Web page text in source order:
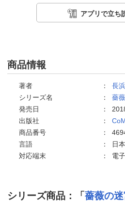
アプリで立ち
商品情報
著者 ： 長
シリーズ名
： 薔
発売日
：
出版社
：
商品番号
：
言語
：
日
対応端末
： 電
シリーズ商品：「 薔薇の